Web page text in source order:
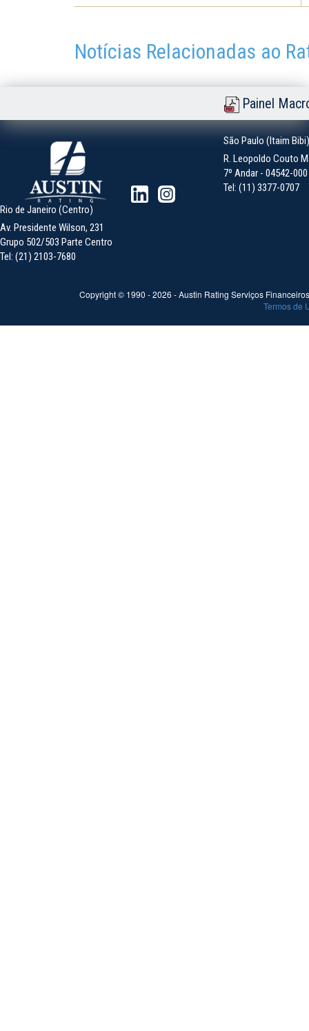
Notícias Relacionadas ao
Painel
São Paulo (Itaim Bibi)
R. Leopoldo Couto
7º Andar - 04542-
Tel: (11) 3377-0707
Rio de Janeiro (Centro)
Av. Presidente Wilson, 231
Grupo 502/503 Parte Centro
Tel: (21) 2103-7680
Copyright © 1990 -2026 - Austin Rating Serviços
Termos de